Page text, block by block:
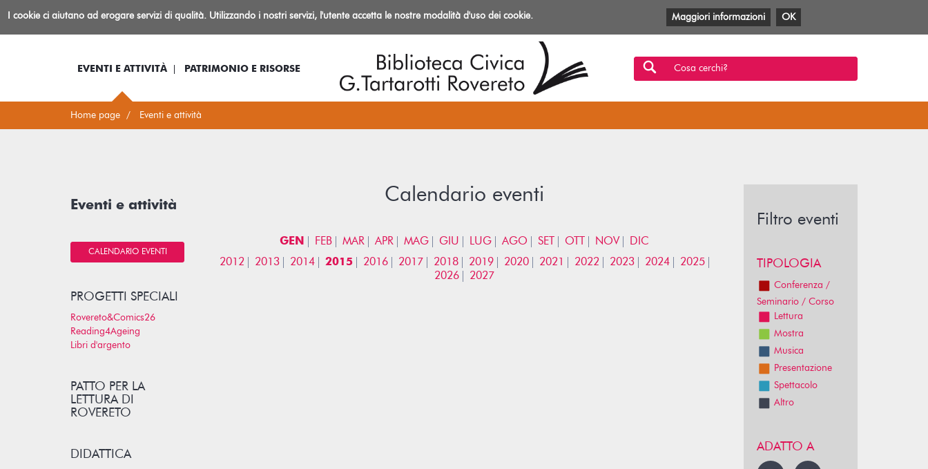
BibliotecaIo sono... Log-in Informazioni
Facebook
TwitterYouTube
Anobii
SBTMlol
EVENTI E ATTIVITÀ PATRIMONIO E RISORSE Cosa cerchi?
Home page Eventi e attività
Calendario eventi
GEN FEB MAR APR MAG GIU LUG AGO SET OTT NOV
DIC
2012
2013 2014 2015 2016 2017 2018 2019 2020 2021 2022 2023 2024
2025
2026
2027
Eventi e attività
CALENDARIO EVENTI
PROGETTI SPECIALI
Rovereto&Comics26
Reading4Ageing
Libri d'argento
PATTO PER LA
LETTURA DI
ROVERETO
DIDATTICA
Filtro eventi
TIPOLOGIA
Conferenza /
Seminario / Corso
Lettura
Mostra
Musica
Presentazione
Spettacolo
Altro
ADATTO A
I cookie ci aiutano ad erogare servizi di qualità. Utilizzando i nostri servizi, l'utente accetta le nostre modalità d'uso dei cookie. Maggiori informazioni OK